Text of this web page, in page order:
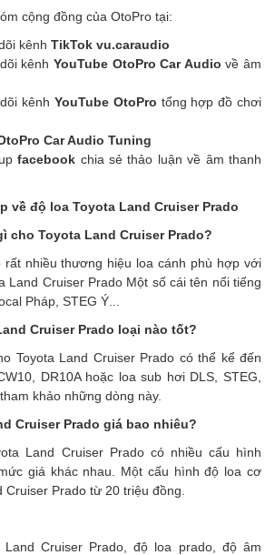
cộng đồng của OtoPro tại:
kênh TikTok vu.caraudio
kênh YouTube OtoPro Car Audio về âm
kênh YouTube OtoPro tổng hợp đồ chơi
Car Audio Tuning
facebook chia sẻ thảo luận về âm thanh
về độ loa Toyota Land Cruiser Prado
cho Toyota Land Cruiser Prado?
rất nhiều thương hiệu loa cánh phù hợp với
Land Cruiser Prado Một số cái tên nổi tiếng
Pháp, STEG Ý...
Cruiser Prado loại nào tốt?
Toyota Land Cruiser Prado có thể kể đến
DR10A hoặc loa sub hơi DLS, STEG,
khảo những dòng này.
Cruiser Prado giá bao nhiêu?
Land Cruiser Prado có nhiều cấu hình
giá khác nhau. Một cấu hình độ loa cơ
Cruiser Prado từ 20 triệu đồng.
Cruiser Prado ,độ loa prado, độ âm